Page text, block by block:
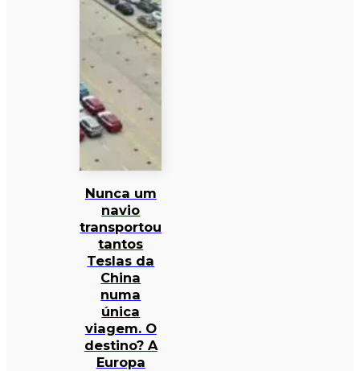
Nunca um
navio
transportou
tantos
Teslas da
China
numa
única
viagem. O
destino? A
Europa